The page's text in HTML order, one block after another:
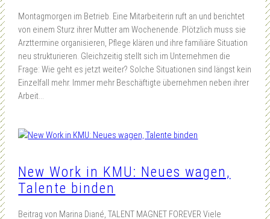
Montagmorgen im Betrieb. Eine Mitarbeiterin ruft an und berichtet
von einem Sturz ihrer Mutter am Wochenende. Plötzlich muss sie
Arzttermine organisieren, Pflege klären und ihre familiäre Situation
neu strukturieren. Gleichzeitig stellt sich im Unternehmen die
Frage: Wie geht es jetzt weiter? Solche Situationen sind längst kein
Einzelfall mehr. Immer mehr Beschäftigte übernehmen neben ihrer
Arbeit…
New Work in KMU: Neues wagen,
Talente binden
Beitrag von Marina Diané, TALENT MAGNET FOREVER Viele